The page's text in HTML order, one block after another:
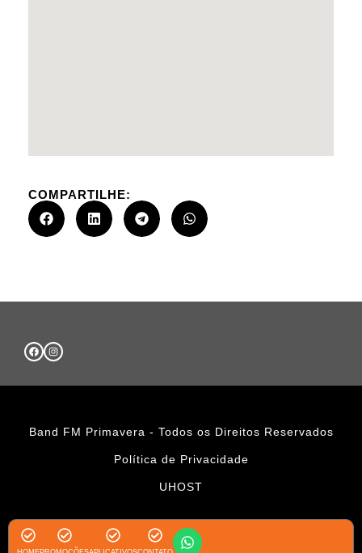
COMPARTILHE:
Band FM Primavera - Todos os Direitos Reservados
Política de Privacidade
UHOST